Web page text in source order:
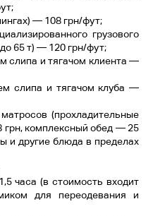
— 108 грн/фут;
грузового
65 т) — 120 грн/фут;
слипа и тягачом клиента —
слипа и тягачом клуба —
(прохладительные
грн, комплексный обед — 25
и другие блюда в пределах
часа (в стоимость входит
для переодевания и